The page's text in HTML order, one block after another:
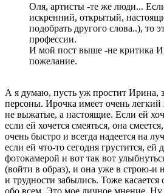
Оля, артисты -те же люди...
искренний, открытый,
подобрать другого слова..), то
профессии.
И мой пост выше -не критика
пожелание.
А я думаю, пусть уж простит Ирина,
персоны. Ирочка имеет очень легкий
не выжатые, а настоящие. Если ей
если ей хочется смеяться, она
очень быстро и всегда надеется на
если ей что-то сегодня грустится, ей
фотокамерой и вот так вот
(войти в образ), и она уже в строю-и
и трудности забылись. Тоже
обо всем. Это мое личное мнение.